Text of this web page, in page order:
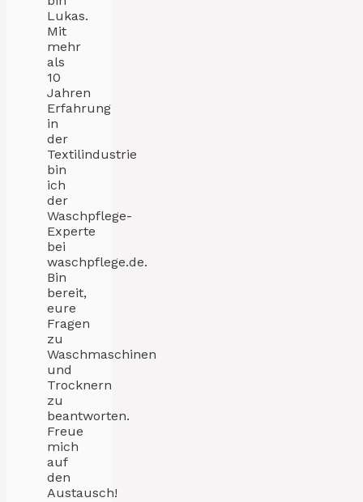
Lukas.
Mit
mehr
als
10
Jahren
Erfahrung
in
der
Textilindustrie
bin
ich
der
Waschpflege-
Experte
bei
waschpflege.de.
Bin
bereit,
eure
Fragen
zu
Waschmaschinen
und
Trocknern
zu
beantworten.
Freue
mich
auf
den
Austausch!